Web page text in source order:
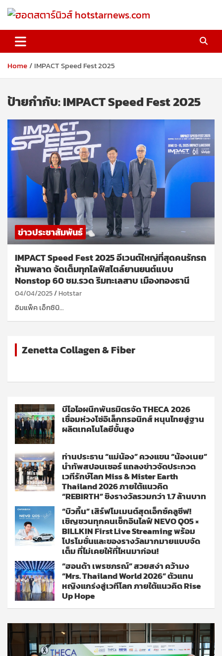
ฮอตสตาร์นิวส์ hotstarnews.com
Home IMPACT Speed Fest 2025
ป้ายกำกับ:IMPACT Speed Fest 2025
ข่าวประชาสัมพันธ์
IMPACT Speed Fest 2025 อีเวนต์ใหญ่ที่สุดคนรักรถ
ห้ามพลาด จัดเต็มทุกไลฟ์สไตล์ยานยนต์แบบ
Nonstop 60 ชม.รวด ริมทะเลสาบ เมืองทองธานี
04/04/2025 Hotstar
อิมแพ็ค เอ็กซิบิ…
Zenetta Collagen & Fiber
บีโอไอผนึกพันธมิตรจัด THECA 2026
เชื่อมห่วงโซ่อิเล็กทรอนิกส์ หนุนไทยสู่ฐาน
ผลิตเทคโนโลยีขั้นสูง
ท่านประธาน “แม่น้อง” ควงแขน “น้องเนย”
นำทัพสปอนเซอร์ แถลงข่าวจัดประกวด
เวทีรักษ์โลก Miss & Mister Earth
Thailand 2026 ภายใต้แนวคิด
“REBIRTH” ชิงรางวัลรวมกว่า 1.7 ล้านบาท
“บิวกิ้น” เสิร์ฟโมเมนต์สุดเอ็กซ์คลูซีฟ!
เชิญชวนทุกคนเช็กอินไลฟ์ NEVO Q05 ×
BILLKIN First Live Streaming พร้อม
โปรโมชั่นและของรางวัลมากมายแบบจัด
เต็ม ที่ไม่เคยให้ที่ไหนมาก่อน!
“ฮอนด้า เพรชภรณ์” สวยสง่า คว้ามง
“Mrs. Thailand World 2026” ตัวแทน
หญิงแกร่งสู่เวทีโลก ภายใต้แนวคิด Rise
Up Hope